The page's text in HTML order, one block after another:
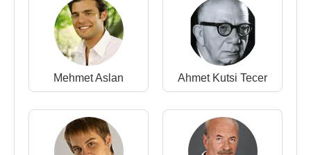
2015 - Beyaz Yalan (Demir Güner)(TV dizisi)
2015 - Tutar mı Tutar (Doktor Levent) (TV Dizisi)
Zilin Sesi(Tarkan) (Sinema Filmi)
2012 - 2014 - Huzur Sokağı (Bilal)(TV dizisi)
2011 - Acı Hatıralar
2011 - Gülbeyaz
2011 - Antep (Fırat'ın Nar Bahçeleri )
2009-2010 - Kahramanlar (Yigit Özkan) (TV dizisi)
Mehmet Aslan Ahmet Kutsi Tecer